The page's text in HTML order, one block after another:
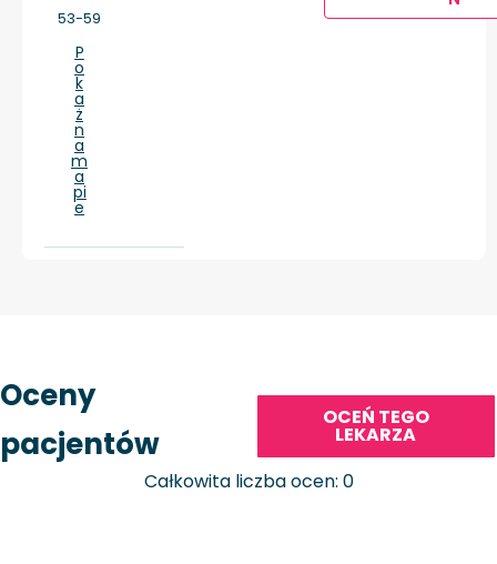
53-59
P
o
k
a
ż
n
a
m
a
pi
e
Oceny
pacjentów
OCEŃ TEGO
LEKARZA
Całkowita liczba ocen: 0